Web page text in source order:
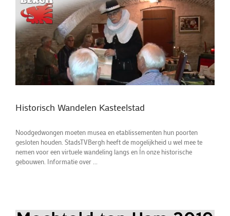
Historisch Wandelen Kasteelstad
Noodgedwongen moeten musea en etablissementen hun poorten
gesloten houden. StadsTVBergh heeft de mogelijkheid u wel mee te
nemen voor een virtuele wandeling langs en Ín onze historische
gebouwen. Informatie over ...